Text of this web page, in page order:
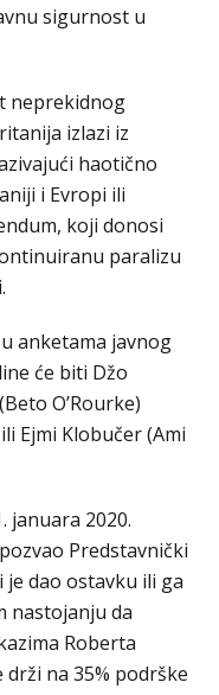
sigurnost u
neprekidnog
izlazi iz
haotično
i Evropi ili
koji donosi
paralizu
anketama javnog
će biti Džo
O’Rourke)
Ejmi Klobučer (Ami
januara 2020.
Predstavnički
je dao ostavku ili ga
nastojanju da
Roberta
na 35% podrške